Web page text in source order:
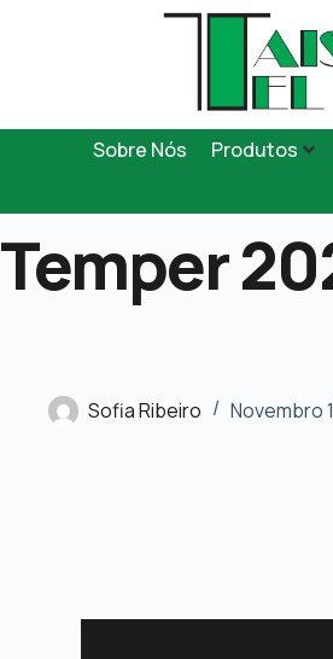
Sobre Nós Produtos
Temper
Sofia Ribeiro Novembro